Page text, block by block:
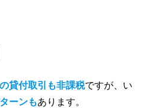
貸付取引も非課税ですが、い
ーンもあります。